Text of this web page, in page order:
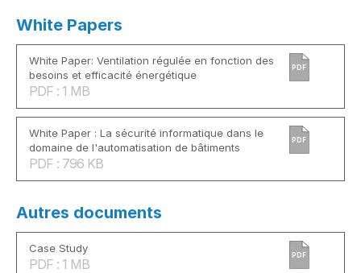
White Papers
White Paper: Ventilation régulée en fonction des
besoins et efficacité énergétique
PDF : 1 MB
PDF
White Paper : La sécurité informatique dans le
domaine de l'automatisation de bâtiments
PDF : 796 KB
PDF
Autres documents
Case Study
PDF : 1 MB
PDF